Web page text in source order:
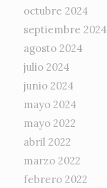
octubre 2024
septiembre 2024
agosto 2024
julio 2024
junio 2024
mayo 2024
mayo 2022
abril 2022
marzo 2022
febrero 2022